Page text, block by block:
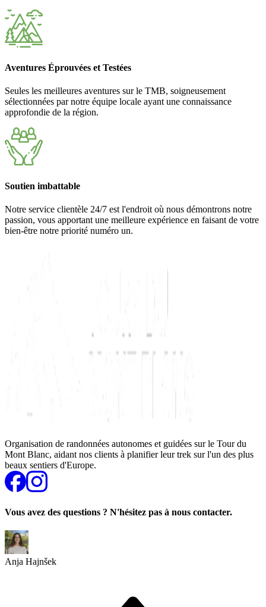
Aventures Éprouvées et Testées
Seules les meilleures aventures sur le TMB, soigneusement
sélectionnées par notre équipe locale ayant une connaissance
approfondie de la région.
Soutien imbattable
Notre service clientèle 24/7 est l'endroit où nous démontrons notre
passion, vous apportant une meilleure expérience en faisant de votre
bien-être notre priorité numéro un.
Organisation de randonnées autonomes et guidées sur le Tour du
Mont Blanc, aidant nos clients à planifier leur trek sur l'un des plus
beaux sentiers d'Europe.
Vous avez des questions ? N'hésitez pas à nous contacter.
Anja Hajnšek